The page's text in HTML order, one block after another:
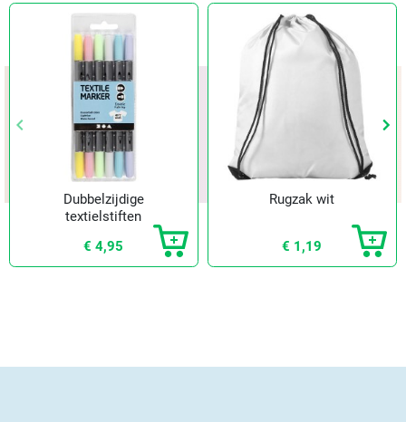
Vorige
keyboard_arrow_left keyboard_arrow_right
Vorige
keyboard_arrow_left keyboard_arrow_right
Dubbelzijdige
textielstiften
€ 4,95
Rugzak wit
€ 1,19